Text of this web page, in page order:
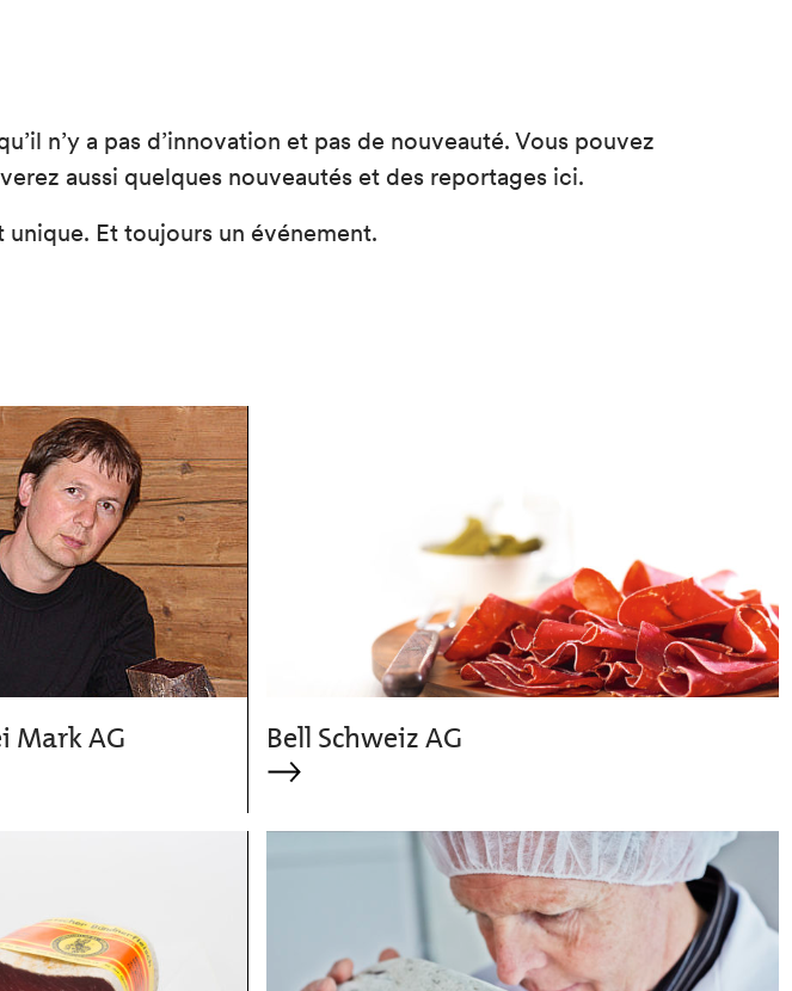
n’y a pas d’innovation et pas de nouveauté. Vous pouvez
aussi quelques nouveautés et des reportages ici.
unique. Et toujours un événement.
Mark AG Bell Schweiz AG